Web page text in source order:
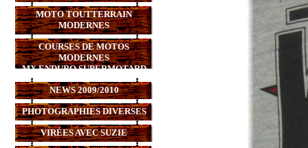
MOTO TOUTTERRAIN
MODERNES
COURSES DE MOTOS
MODERNES
MX,ENDURO,SUPERMOTARD
NEWS 2009/2010
PHOTOGRAPHIES DIVERSES
VIRÉES AVEC SUZIE